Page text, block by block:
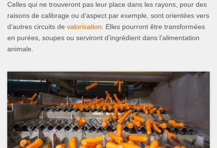
Celles qui ne trouveront pas leur place dans les rayons, pour des
raisons de calibrage ou d’aspect par exemple, sont orientées vers
d’autres circuits de valorisation. Elles pourront être transformées
en purées, soupes ou serviront d’ingrédient dans l’alimentation
animale.